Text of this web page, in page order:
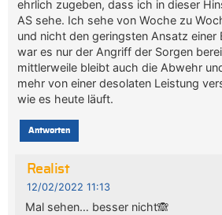
ehrlich zugeben, dass ich in dieser
AS sehe. Ich sehe von Woche zu
und nicht den geringsten Ansatz einer
war es nur der Angriff der Sorgen
mittlerweile bleibt auch die Abwehr
mehr von einer desolaten Leistung
wie es heute läuft.
Antworten
Realist
12/02/2022 11:13
Mal sehen… besser nicht🙈